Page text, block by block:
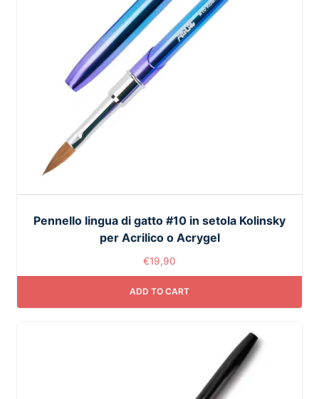
Pennello lingua di gatto #10 in setola Kolinsky
per Acrilico o Acrygel
€19,90
ADD TO CART